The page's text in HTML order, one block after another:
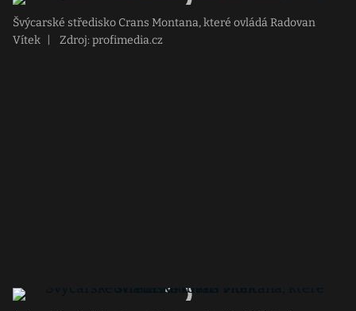
Švýcarské středisko Crans Montana, které ovládá Radovan
Vítek
Zdroj: profimedia.cz